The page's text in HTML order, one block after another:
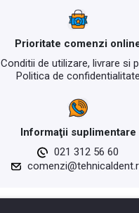
Prioritate comenzi
Conditii de utilizare, livrare si
Politica de confidentialitate
Informaţii suplimentare
021 312 56 60